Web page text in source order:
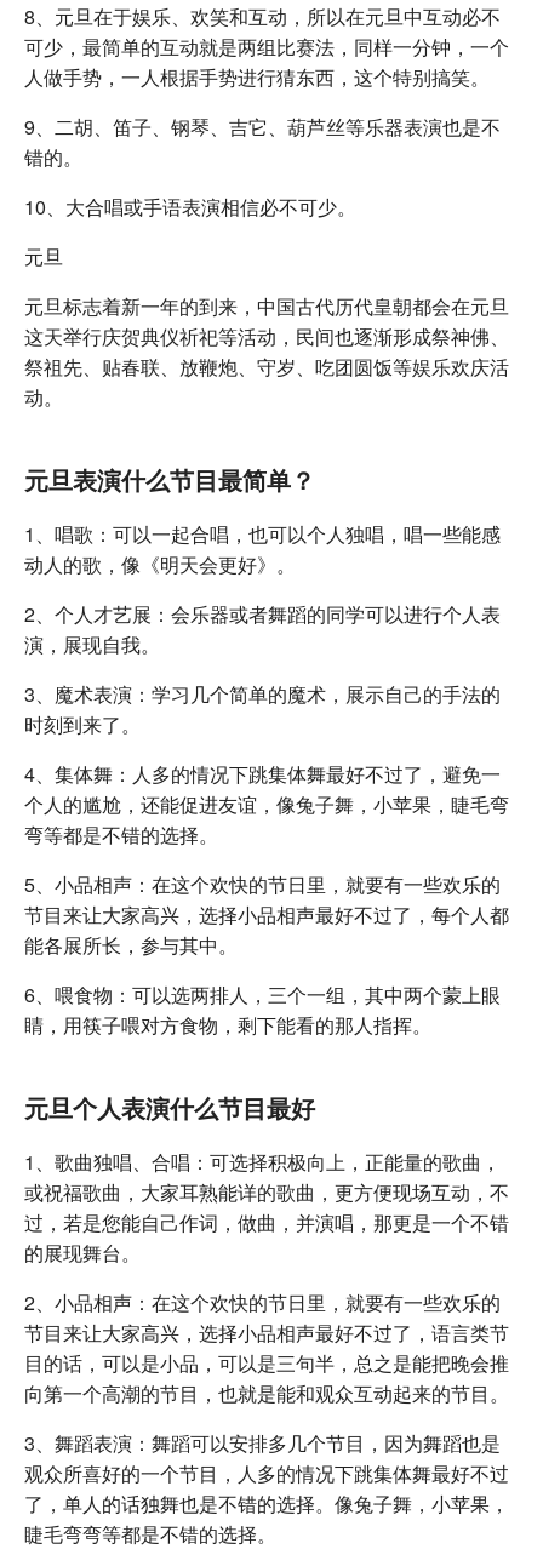
8、元旦在于娱乐、欢笑和互动，所以在元旦中互动必不
可少，最简单的互动就是两组比赛法，同样一分钟，一个
人做手势，一人根据手势进行猜东西，这个特别搞笑。
9、二胡、笛子、钢琴、吉它、葫芦丝等乐器表演也是不
错的。
10、大合唱或手语表演相信必不可少。
元旦
元旦标志着新一年的到来，中国古代历代皇朝都会在元旦
这天举行庆贺典仪祈祀等活动，民间也逐渐形成祭神佛、
祭祖先、贴春联、放鞭炮、守岁、吃团圆饭等娱乐欢庆活
动。
元旦表演什么节目最简单？
1、唱歌：可以一起合唱，也可以个人独唱，唱一些能感
动人的歌，像《明天会更好》。
2、个人才艺展：会乐器或者舞蹈的同学可以进行个人表
演，展现自我。
3、魔术表演：学习几个简单的魔术，展示自己的手法的
时刻到来了。
4、集体舞：人多的情况下跳集体舞最好不过了，避免一
个人的尴尬，还能促进友谊，像兔子舞，小苹果，睫毛弯
弯等都是不错的选择。
5、小品相声：在这个欢快的节日里，就要有一些欢乐的
节目来让大家高兴，选择小品相声最好不过了，每个人都
能各展所长，参与其中。
6、喂食物：可以选两排人，三个一组，其中两个蒙上眼
睛，用筷子喂对方食物，剩下能看的那人指挥。
元旦个人表演什么节目最好
1、歌曲独唱、合唱：可选择积极向上，正能量的歌曲，
或祝福歌曲，大家耳熟能详的歌曲，更方便现场互动，不
过，若是您能自己作词，做曲，并演唱，那更是一个不错
的展现舞台。
2、小品相声：在这个欢快的节日里，就要有一些欢乐的
节目来让大家高兴，选择小品相声最好不过了，语言类节
目的话，可以是小品，可以是三句半，总之是能把晚会推
向第一个高潮的节目，也就是能和观众互动起来的节目。
3、舞蹈表演：舞蹈可以安排多几个节目，因为舞蹈也是
观众所喜好的一个节目，人多的情况下跳集体舞最好不过
了，单人的话独舞也是不错的选择。像兔子舞，小苹果，
睫毛弯弯等都是不错的选择。